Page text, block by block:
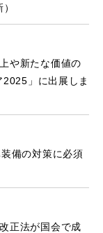
や新たな価値の
」に出展しま
備の対策に必須
正法が国会で成